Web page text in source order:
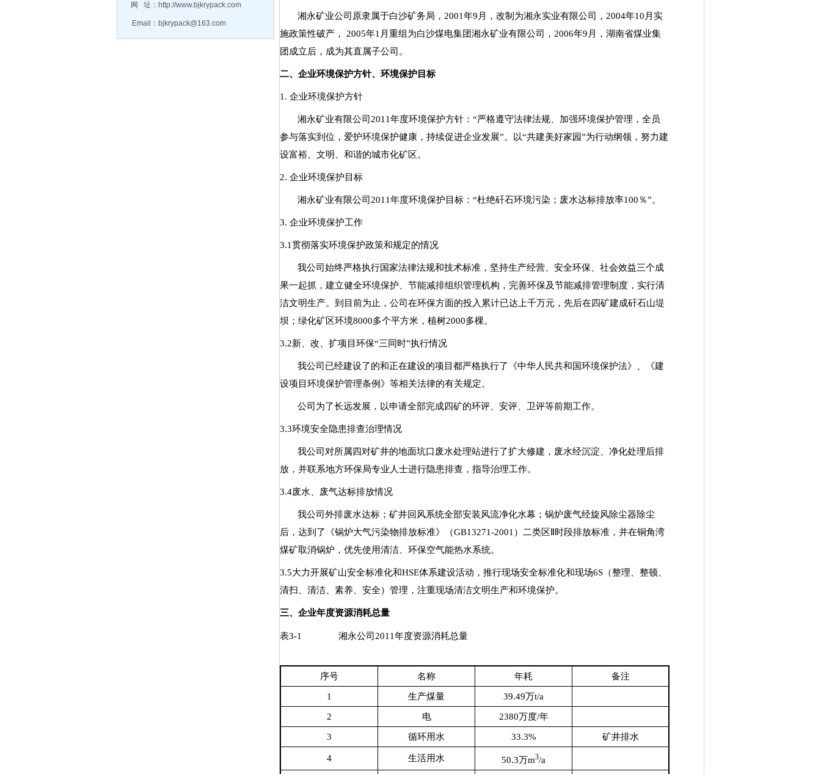
网 址： http://www.bjkrypack.com
Email： bjkrypack@163.com
湘永矿业公司原隶属于白沙矿务局， 2001年9 月，改制为湘永实业有限公司， 2004年10 月实
施政策性破产，
2005年1 月重组为白沙煤电集团湘永矿业有限公司， 2006年9 月，湖南省煤业集
团成立后，成为其直属子公司。
二、企业环境保护方针、环境保护目标
1. 企业环境保护方针
湘永矿业有限公司 2011年度环境保护方针：“严格遵守法律法规、加强环境保护管理，全员
参与落实到位，爱护环境保护健康，持续促进企业发展”。 以“共建美好家园”为行动纲领，努力建
设富裕、文明、和谐的城市化矿区。
2. 企业环境保护目标
湘永矿业有限公司 2011年度环境保护目标：“杜绝矸石环境污染；废水达标排放率100 ％”。
3. 企业环境保护工作
3.1贯彻落实环境保护政策和规定的情况
我公司始终严格执行国家法律法规和技术标准，坚持生产经营、安全环保、社会效益三个成
果一起抓，建立健全环境保护、节能减排组织管理机构，完善环保及节能减排管理制度，实行清
洁文明生产。到目前为止，公司在环保方面的投入累计已达上千万元，先后在四矿建成矸石山堤
坝；绿化矿区环境8000多个平方米，植树2000多棵。
3.2新、改、扩项目环保“三同时”执行情况
我公司已经建设了的和正在建设的项目都严格执行了《中华人民共和国环境保护法》、《建
设项目环境保护管理条例》等相关法律的有关规定。
公司为了长远发展，以申请全部完成四矿的环评、安评、卫评等前期工作。
3.3环境安全隐患排查治理情况
我公司对所属四对矿井的地面坑口废水处理站进行了扩大修建，废水经沉淀、净化处理后排
放，并联系地方环保局专业人士进行隐患排查，指导治理工作。
3.4废水、废气达标排放情况
我公司外排废水达标；矿井回风系统全部安装风流净化水幕；锅炉废气经旋风除尘器除尘
后，达到了《锅炉大气污染物排放标准》（GB13271-2001 ）二类区
时段排放标准，并在铜角湾
煤矿取消锅炉，优先使用清洁、环保空气能热水系统。
3.5大力开展矿山安全标准化和HSE体系建设活动，推行现场安全标准化和现场6S （整理、整顿、
清扫、清洁、素养、安全）管理，注重现场清洁文明生产和环境保护。
三、企业年度资源消耗总量
表3-1 湘永公司 2011年度资源消耗总量
序号 名称 年耗 备注
1 生产煤量 39.49万t/a
2 电 2380万度/年
3 循环用水 33.3% 矿井排水
4 生活用水 50.3万m3/a